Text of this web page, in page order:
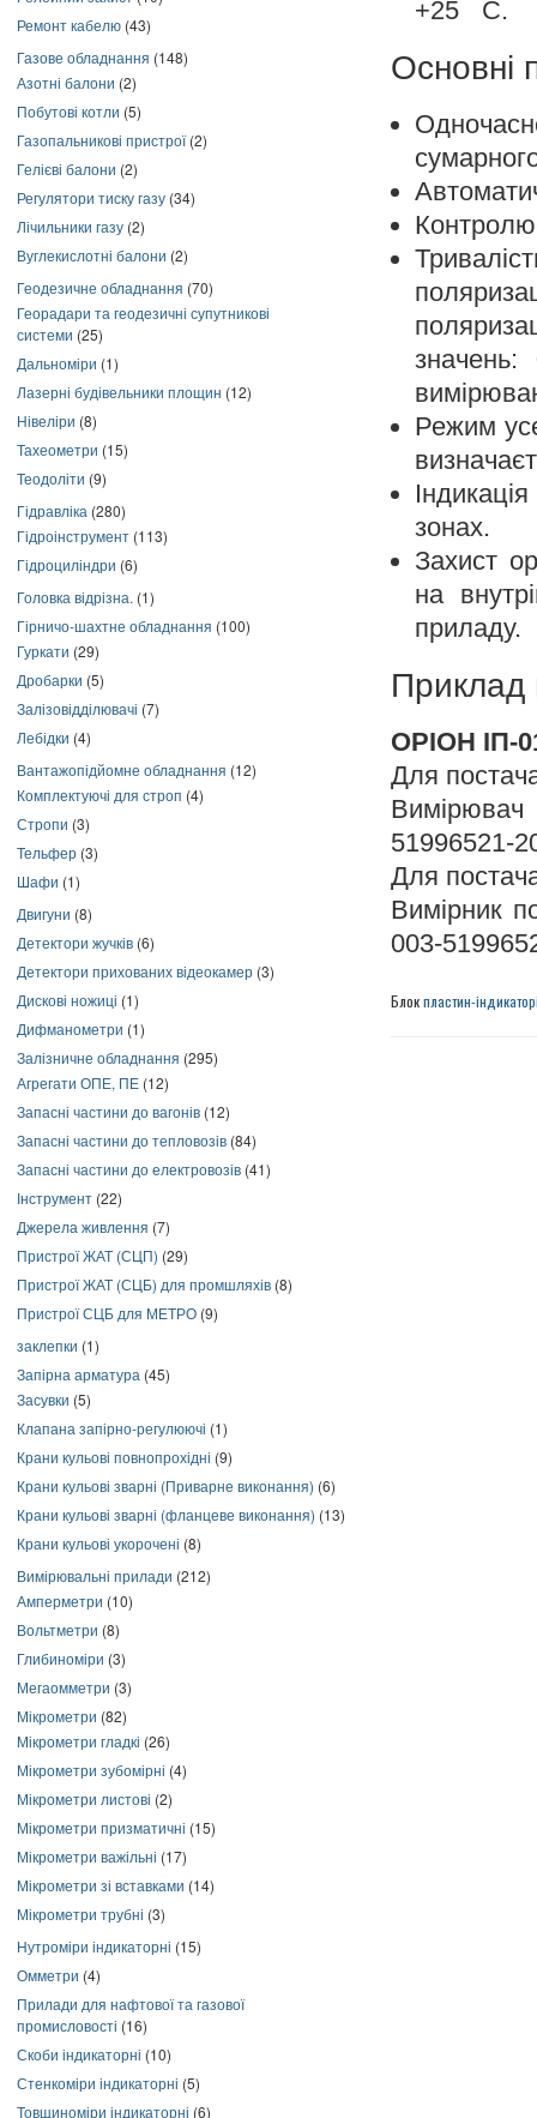
Ремонт кабелю (43)
Газове обладнання (148)
Азотні балони (2)
Побутові котли (5)
Газопальникові пристрої(2)
Гелієві балони (2)
Регулятори тиску газу (34)
Лічильники газу (2)
Вуглекислотні балони (2)
Геодезичне обладнання (70)
Георадари та геодезичні супутникові
системи (25)
Дальноміри (1)
Лазерні будівельники площин (12)
Нівеліри (8)
Тахеометри (15)
Теодоліти (9)
Гідравліка (280)
Гідроінструмент (113)
Гідроциліндри (6)
Головка відрізна. (1)
Гірничо-шахтне обладнання (100)
Гуркати (29)
Дробарки (5)
Залізовідділювачі (7)
Лебідки (4)
Вантажопідйомне обладнання (12)
Комплектуючі для строп (4)
Стропи (3)
Тельфер (3)
Шафи (1)
Двигуни (8)
Детектори жучків (6)
Детектори прихованих відеокамер (3)
Дискові ножиці (1)
Дифманометри (1)
Залізничне обладнання (295)
Агрегати ОПЕ, ПЕ (12)
Запасні частини до вагонів (12)
Запасні частини до тепловозів (84)
Запасні частини до електровозів (41)
Інструмент (22)
Джерела живлення (7)
Пристрої ЖАТ (СЦП) (29)
Пристрої ЖАТ (СЦБ) для промшляхів (8)
Пристрої СЦБ для МЕТРО (9)
заклепки (1)
Запірна арматура (45)
Засувки (5)
Клапана запірно-регулюючі (1)
Крани кульові повнопрохідні (9)
Крани кульові зварні (Приварне виконання) (6)
Крани кульові зварні (фланцеве виконання) (13)
Крани кульові укорочені (8)
Вимірювальні прилади (212)
Амперметри (10)
Вольтметри (8)
Глибиноміри (3)
Мегаомметри (3)
Мікрометри (82)
Мікрометри гладкі (26)
Мікрометри зубомірні (4)
Мікрометри листові (2)
Мікрометри призматичні (15)
Мікрометри важільні (17)
Мікрометри зі вставками (14)
Мікрометри трубні (3)
Нутроміри індикаторні (15)
Омметри (4)
Прилади для нафтової та газової
промисловості (16)
Скоби індикаторні (10)
Стенкоміри індикаторні (5)
Товщиноміри індикаторні (6)
+25
С.
Основні
Режим
зонах.
Захист
на
приладу.
Приклад
ОРІОН ІП-
Для
51996521-
Для
Вимірник
003-
Блокпластин-